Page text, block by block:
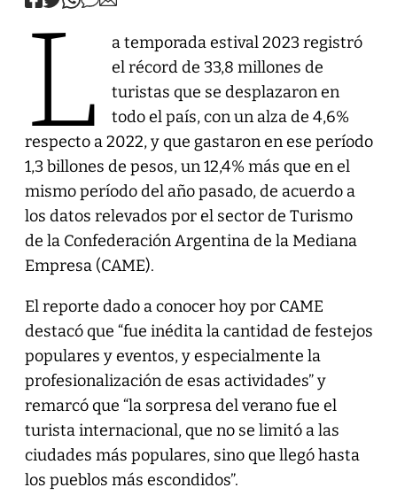
L
a temporada estival 2023 registró
el récord de 33,8 millones de
turistas que se desplazaron en
todo el país, con un alza de 4,6%
respecto a 2022, y que gastaron en ese período
1,3 billones de pesos, un 12,4% más que en el
mismo período del año pasado, de acuerdo a
los datos relevados por el sector de Turismo
de la Confederación Argentina de la Mediana
Empresa (CAME).
El reporte dado a conocer hoy por CAME
destacó que “fue inédita la cantidad de festejos
populares y eventos, y especialmente la
profesionalización de esas actividades” y
remarcó que “la sorpresa del verano fue el
turista internacional, que no se limitó a las
ciudades más populares, sino que llegó hasta
los pueblos más escondidos”.